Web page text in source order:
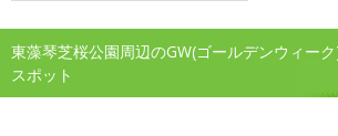
東藻琴芝桜公園周辺のGW(ゴールデンウィー
スポット